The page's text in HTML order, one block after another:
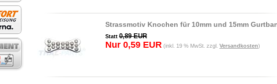
Strassmotiv Knochen für 10mm und 15mm
Statt 0,89 EUR
Nur 0,59 EUR (inkl. 19 % MwSt. zzgl. Versandkosten)